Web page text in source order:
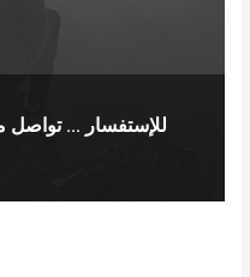
للإستفسار ... تواصل